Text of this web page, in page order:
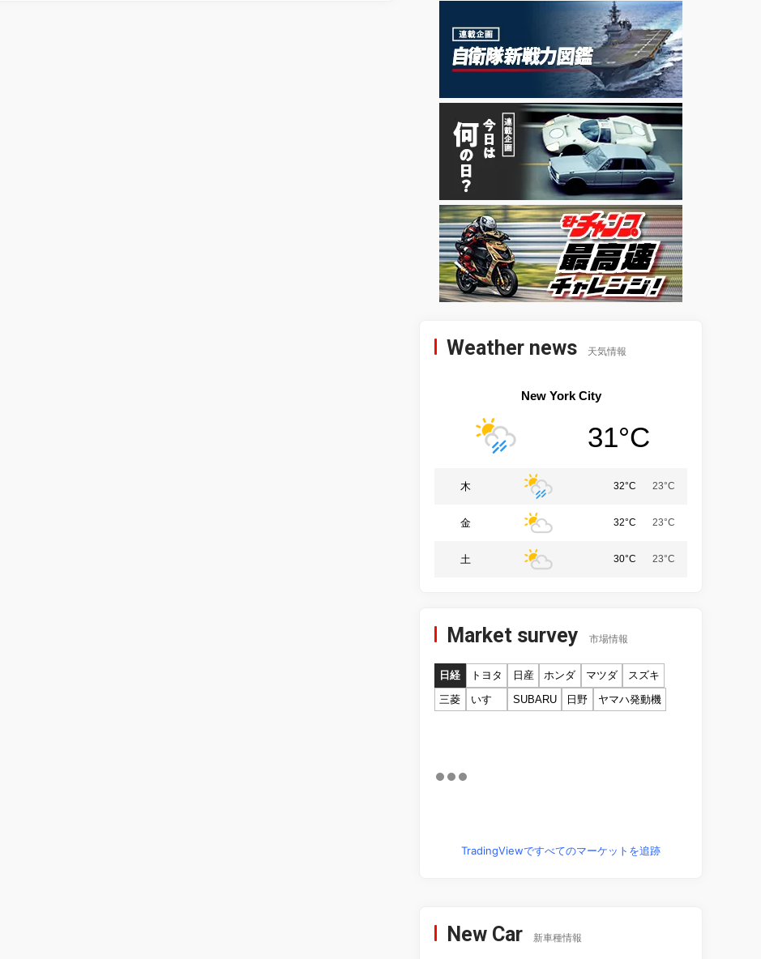
Weather news 天気情報
New York City
31°C
木 32°C 23°C
金 32°C 23°C
土 30°C 23°C
Market survey 市場情報
日経 トヨタ 日産 ホンダ マツダ
スズキ
三菱
いすゞ SUBARU 日野 ヤマハ発動機
TradingViewですべてのマーケットを追跡
New Car 新車種情報